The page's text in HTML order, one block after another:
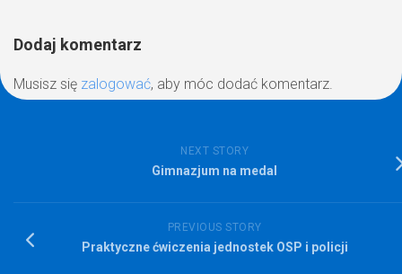
Dodaj komentarz
Musisz się zalogować, aby móc dodać komentarz.
NEXT STORY
Gimnazjum na medal
PREVIOUS STORY
Praktyczne ćwiczenia jednostek OSP i policji